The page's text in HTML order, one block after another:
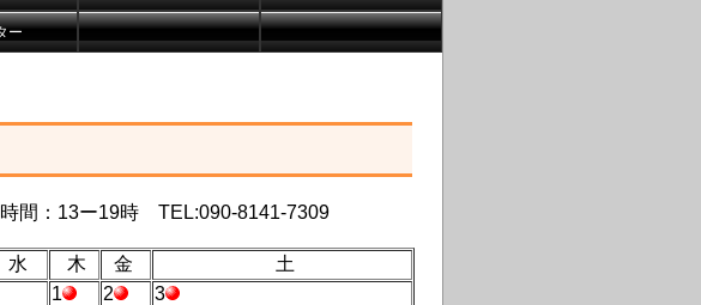
ー
間：13ー19時 TEL:090-8141-7309
水 木 金
土
1
2
3